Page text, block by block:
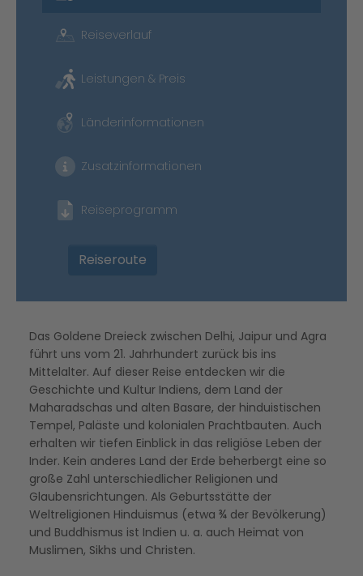
Reiseverlauf
Leistungen & Preis
Länderinformationen
Zusatzinformationen
Reiseprogramm
Reiseroute
Das Goldene Dreieck zwischen Delhi, Jaipur und Agra
führt uns vom 21. Jahrhundert zurück bis ins
Mittelalter. Auf dieser Reise entdecken wir die
Geschichte und Kultur Indiens, dem Land der
Maharadschas und alten Basare, der hinduistischen
Tempel, Paläste und kolonialen Prachtbauten. Auch
erhalten wir tiefen Einblick in das religiöse Leben der
Inder. Kein anderes Land der Erde beherbergt eine so
große Zahl unterschiedlicher Religionen und
Glaubensrichtungen. Als Geburtsstätte der
Weltreligionen Hinduismus (etwa ¾ der Bevölkerung)
und Buddhismus ist Indien u. a. auch Heimat von
Muslimen, Sikhs und Christen.